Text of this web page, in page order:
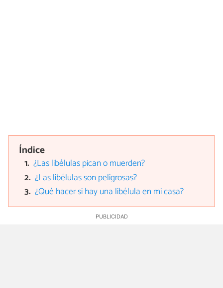
Índice
¿Las libélulas pican o muerden?
¿Las libélulas son peligrosas?
¿Qué hacer si hay una libélula en mi casa?